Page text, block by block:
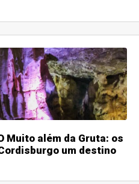
Muito além da Gruta: os
um destino